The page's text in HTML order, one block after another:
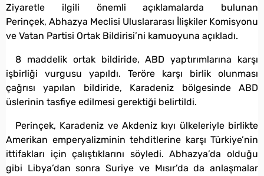
Ziyaretle ilgili önemli açıklamalarda bulunan
Perinçek, Abhazya Meclisi Uluslararası İlişkiler Komisyonu
ve Vatan Partisi Ortak Bildirisi’ni kamuoyuna açıkladı.
8 maddelik ortak bildiride, ABD yaptırımlarına karşı
işbirliği vurgusu yapıldı. Teröre karşı birlik olunması
çağrısı yapılan bildiride, Karadeniz bölgesinde ABD
üslerinin tasfiye edilmesi gerektiği belirtildi.
Perinçek, Karadeniz ve Akdeniz kıyı ülkeleriyle birlikte
Amerikan emperyalizminin tehditlerine karşı Türkiye’nin
ittifakları için çalıştıklarını söyledi. Abhazya’da olduğu
gibi Libya’dan sonra Suriye ve Mısır’da da anlaşmalar